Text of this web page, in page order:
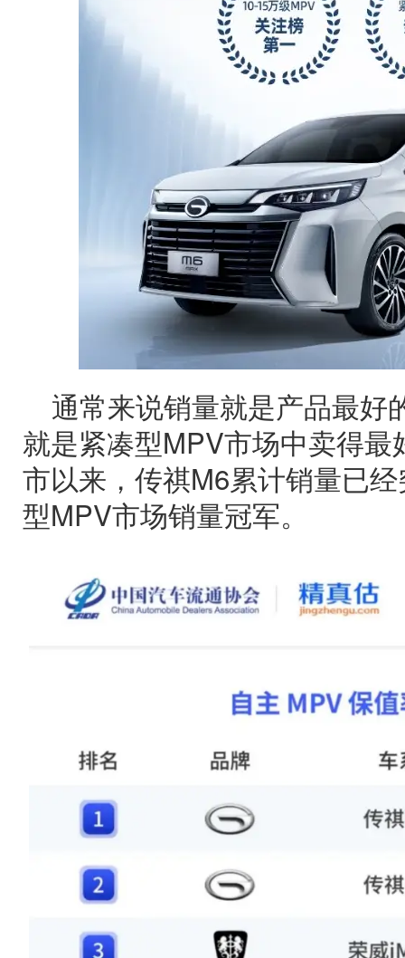
通常来说销量就是产品最好
就是紧凑型MPV市场中卖得
市以来，传祺M6累计销量已
型MPV市场销量冠军。